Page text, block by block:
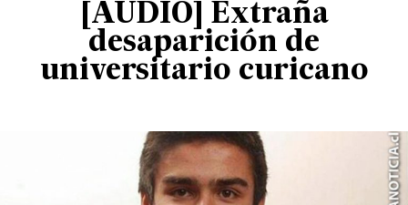
[AUDIO] Extraña
desaparición de
universitario curicano